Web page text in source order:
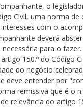
o
Civil, uma norma
com o
deverá
para o
150.º do Código
do negócio
deve entender por
remissiva que é o
relevância do artigo